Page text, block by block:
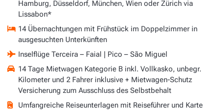
Hamburg, Düsseldorf, München, Wien oder Zürich via
Lissabon*
14 Übernachtungen mit Frühstück im Doppelzimmer in
ausgesuchten Unterkünften
Inselflüge Terceira – Faial | Pico – São Miguel
14 Tage Mietwagen Kategorie B inkl. Vollkasko, unbegr.
Kilometer und 2 Fahrer inklusive + Mietwagen-Schutz
Versicherung zum Ausschluss des Selbstbehalt
Umfangreiche Reiseunterlagen mit Reiseführer und Karte